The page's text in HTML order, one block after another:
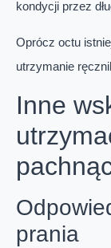
kondycji przez
Oprócz octu
utrzymanie
Inne
prania